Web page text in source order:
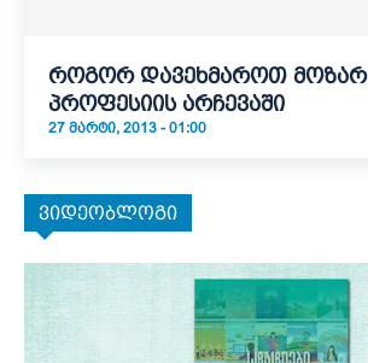
როგორ დავეხმაროთ
პროფესიის არჩევაში
27 ᲛᲐᲠᲢᲘ, 2013 - 01:00
ვიდეობლოგი